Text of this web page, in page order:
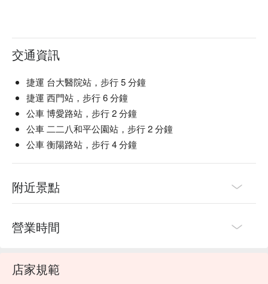
交通資訊
捷運 台大醫院站，步行 5 分鐘
捷運 西門站，步行 6 分鐘
公車 博愛路站，步行 2 分鐘
公車 二二八和平公園站，步行 2 分鐘
公車 衡陽路站，步行 4 分鐘
附近景點
營業時間
店家規範